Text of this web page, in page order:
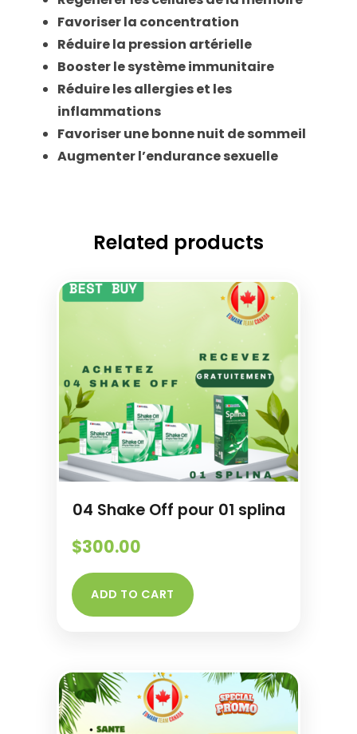
Favoriser la concentration
Réduire la pression artérielle
Booster le système immunitaire
Réduire les allergies et les
inflammations
Favoriser une bonne nuit de sommeil
Augmenter l’endurance sexuelle
Related products
04 Shake Off pour 01 splina
$300.00
ADD TO CART